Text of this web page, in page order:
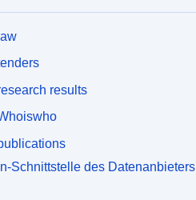
niedrig) genauer zu bewerten.
results
Schnittstelle des Datenanbieters